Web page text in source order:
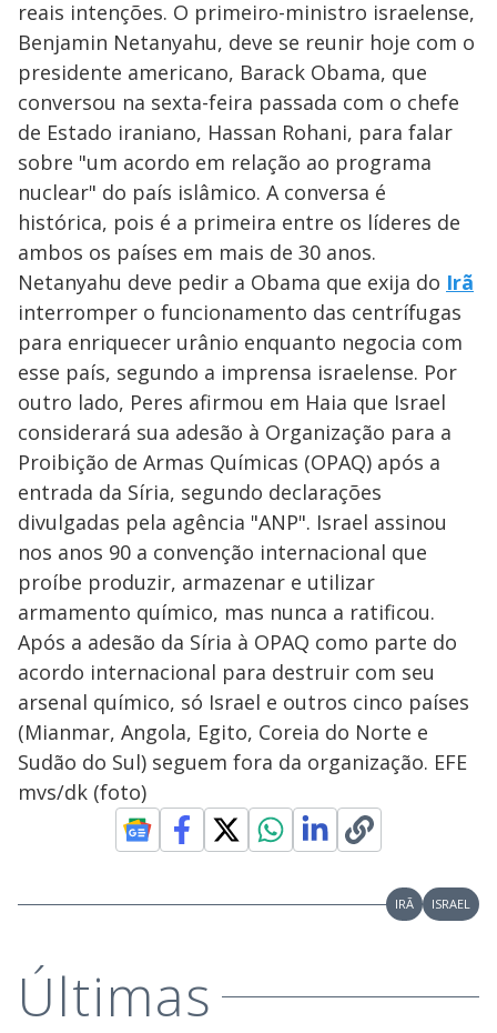
reais intenções. O primeiro-ministro israelense,
Benjamin Netanyahu, deve se reunir hoje com o
presidente americano, Barack Obama, que
conversou na sexta-feira passada com o chefe
de Estado iraniano, Hassan Rohani, para falar
sobre "um acordo em relação ao programa
nuclear" do país islâmico. A conversa é
histórica, pois é a primeira entre os líderes de
ambos os países em mais de 30 anos.
Netanyahu deve pedir a Obama que exija do Irã
interromper o funcionamento das centrífugas
para enriquecer urânio enquanto negocia com
esse país, segundo a imprensa israelense. Por
outro lado, Peres afirmou em Haia que Israel
considerará sua adesão à Organização para a
Proibição de Armas Químicas (OPAQ) após a
entrada da Síria, segundo declarações
divulgadas pela agência "ANP". Israel assinou
nos anos 90 a convenção internacional que
proíbe produzir, armazenar e utilizar
armamento químico, mas nunca a ratificou.
Após a adesão da Síria à OPAQ como parte do
acordo internacional para destruir com seu
arsenal químico, só Israel e outros cinco países
(Mianmar, Angola, Egito, Coreia do Norte e
Sudão do Sul) seguem fora da organização. EFE
mvs/dk (foto)
IRÃ ISRAEL
Últimas